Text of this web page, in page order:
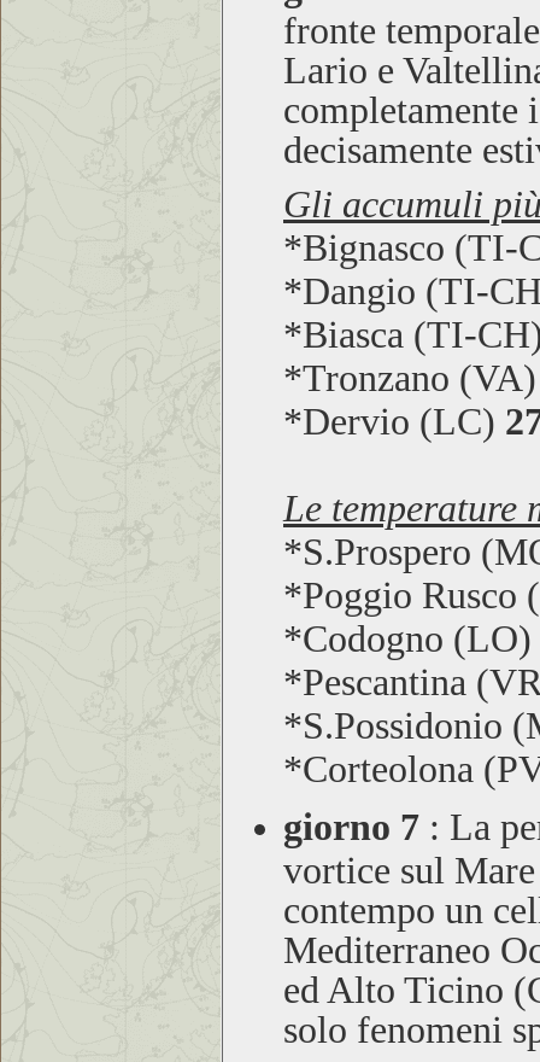
fronte
Lario e
completamente
decisamente
Gli accumuli
*Bignasco (TI-
*Dangio (TI-
*Biasca (TI-
*Tronzano
*Dervio (LC)
Le temperature
*S.Prospero
*Poggio
*Codogno
*Pescantina
*S.Possidonio
*Corteolona
giorno 7 : La
vortice sul
contempo un
Mediterraneo
ed Alto Ticino
solo fenomeni